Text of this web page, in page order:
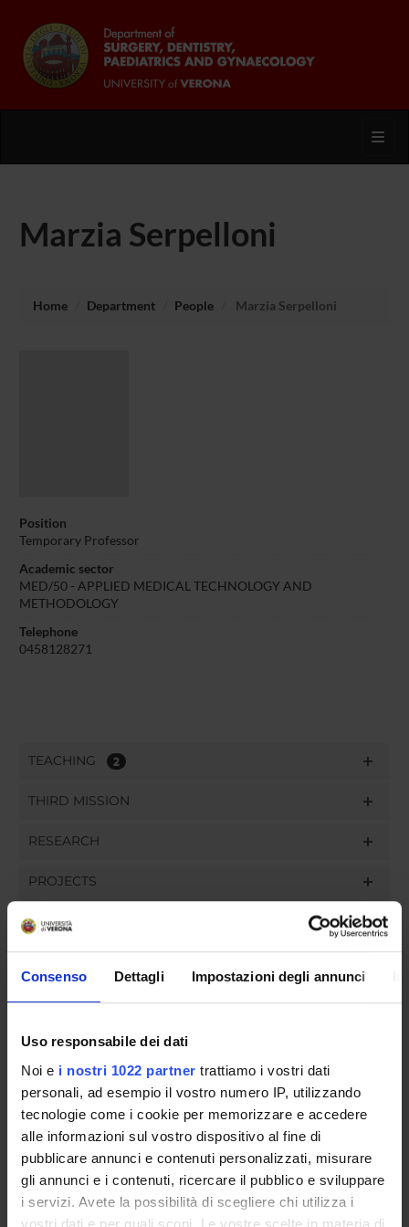
Consenso Dettagli Impostazioni degli annunci
Uso responsabile dei dati
Noi e i nostri 1022 partner trattiamo i vostri dati
personali, ad esempio il vostro numero IP, utilizzando
tecnologie come i cookie per memorizzare e accedere
alle informazioni sul vostro dispositivo al fine di
pubblicare annunci e contenuti personalizzati, misurare
gli annunci e i contenuti, ricercare il pubblico e sviluppare
i servizi. Avete la possibilità di scegliere chi utilizza i
vostri dati e per quali scopi. Le vostre scelte in materia di
Marzia Serpelloni
Home Department People Marzia Serpelloni
Position
Temporary Professor
Academic sector
MED/50 - APPLIED MEDICAL TECHNOLOGY AND
METHODOLOGY
Telephone
0458128271
TEACHING 2
THIRD MISSION
RESEARCH
PROJECTS
ASSIGNMENTS
COMMITTEES
DEPARTMENT ADMINISTRATION OFFICES
STUDENT ADMINISTRATION OFFICES